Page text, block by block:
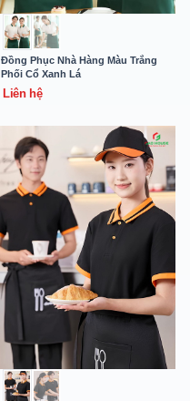
Đồng Phục Nhà Hàng Màu Trắng
Phối Cổ Xanh Lá
Liên hệ